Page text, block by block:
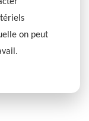
on peut